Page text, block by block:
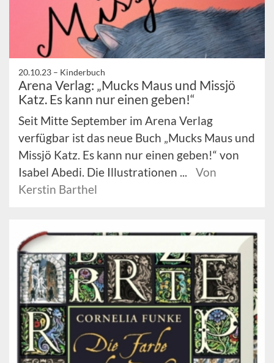
20.10.23 – Kinderbuch
Arena Verlag: „Mucks Maus und Missjö
Katz. Es kann nur einen geben!“
Seit Mitte September im Arena Verlag
verfügbar ist das neue Buch „Mucks Maus und
Missjö Katz. Es kann nur einen geben!“ von
Isabel Abedi. Die Illustrationen ...
Von
Kerstin Barthel